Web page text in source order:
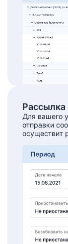
Рассылка
Для вашего
отправки
осуществит